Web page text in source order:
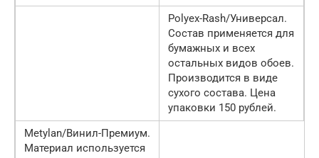
Polyex-Rash/Универсал.
Состав применяется для
бумажных и всех
остальных видов обоев.
Производится в виде
сухого состава. Цена
упаковки 150 рублей.
Metylan/Винил-Премиум.
Материал используется